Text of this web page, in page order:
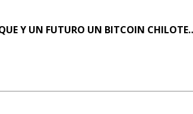
Y UN FUTURO UN BITCOIN